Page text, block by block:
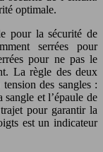
optimale.
pour la sécurité de
serrées pour
pour ne pas le
La règle des deux
des sangles :
et l’épaule de
pour garantir la
est un indicateur